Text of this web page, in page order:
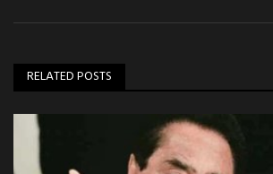
RELATED POSTS